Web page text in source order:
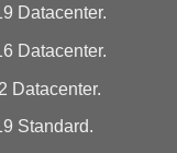
Datacenter.
Datacenter.
Datacenter.
Standard.